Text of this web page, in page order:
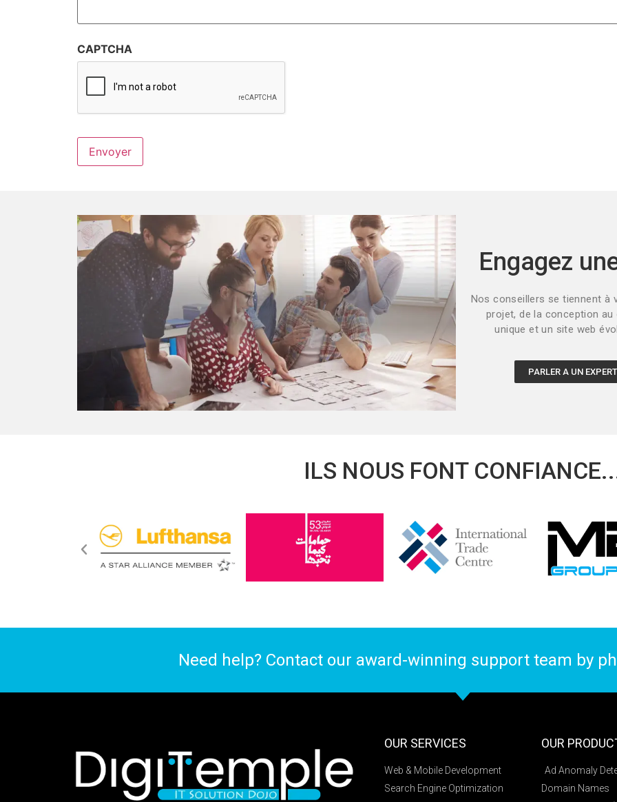
CAPTCHA
Engagez
Nos conseillers se tiennent à
projet, de la conception
unique et un site web
PARLER A UN EXPERT
ILS NOUS FONT
Need help? Contact our award-winning support team by
OUR SERVICES
Web & Mobile Development
Search Engine Optimization
OUR
Ad Anomaly
Domain Names